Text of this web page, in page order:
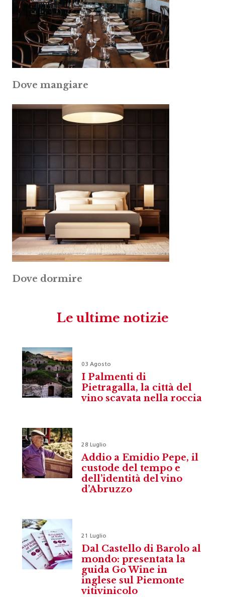
Dove mangiare
Dove dormire
Le ultime notizie
03 Agosto
I Palmenti di
Pietragalla, la città del
vino scavata nella roccia
28 Luglio
Addio a Emidio Pepe, il
custode del tempo e
dell’identità del vino
d’Abruzzo
21 Luglio
Dal Castello di Barolo al
mondo: presentata la
guida Go Wine in
inglese sul Piemonte
vitivinicolo